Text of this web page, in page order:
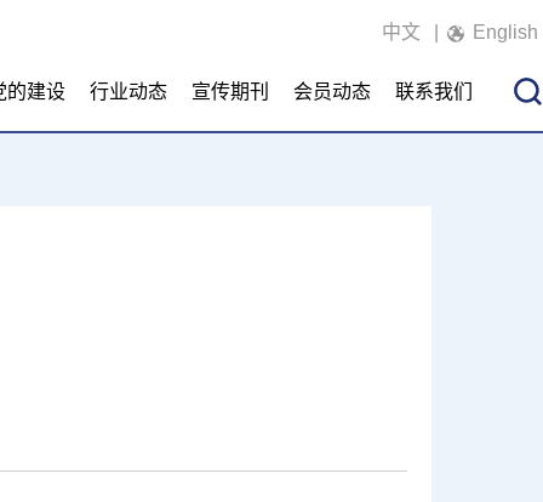
中文 English
的建设 行业动态 宣传期刊 会员动态 联系我们